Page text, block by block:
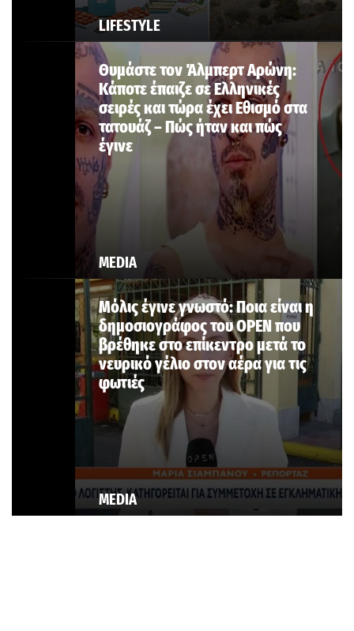
LIFESTYLE
MEDIA
Θυμάστε τον Άλμπερτ Αρώνη:
Κάποτε έπαιζε σε Ελληνικές
σειρές και τώρα έχει Εθισμό στα
τατουάζ – Πώς ήταν και πώς
έγινε
MEDIA
Μόλις έγινε γνωστό: Ποια είναι η
δημοσιογράφος του OPEN που
βρέθηκε στο επίκεντρο μετά το
νευρικό γέλιο στον αέρα για τις
φωτιές